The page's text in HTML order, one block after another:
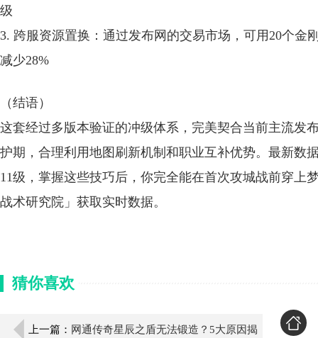
级
3. 跨服资源置换：通过发布网的交易市场，可用20个金
减少28%
（结语）
这套经过多版本验证的冲级体系，完美契合当前主流发
护期，合理利用地图刷新机制和职业互补优势。最新数
11级，掌握这些技巧后，你完全能在首次攻城战前穿上
战术研究院」获取实时数据。
猜你喜欢
上一篇： 网通传奇星辰之盾无法锻造？5大原因揭